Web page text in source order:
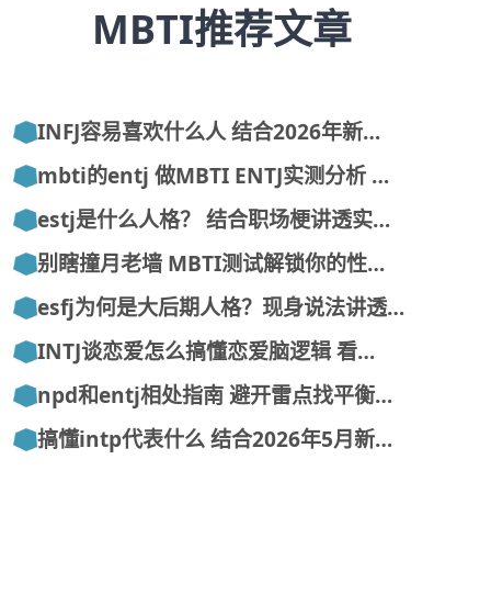
MBTI推荐文章
INFJ容易喜欢什么人 结合2026年新…
mbti的entj 做MBTI ENTJ实测分析 …
estj是什么人格？ 结合职场梗讲透实…
别瞎撞月老墙 MBTI测试解锁你的性…
esfj为何是大后期人格？现身说法讲透…
INTJ谈恋爱怎么搞懂恋爱脑逻辑 看…
npd和entj相处指南 避开雷点找平衡…
搞懂intp代表什么 结合2026年5月新…